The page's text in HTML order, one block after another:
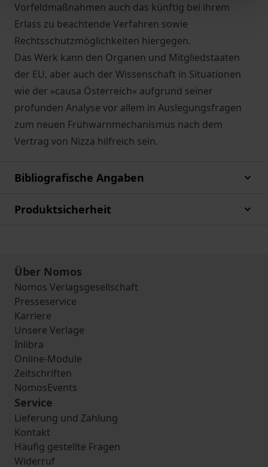
Vorfeldmaßnahmen auch das künftig bei ihrem
Erlass zu beachtende Verfahren sowie
Rechtsschutzmöglichkeiten hiergegen.
Das Werk kann den Organen und Mitgliedstaaten
der EU, aber auch der Wissenschaft in Situationen
wie der »causa Österreich« aufgrund seiner
profunden Analyse vor allem in Auslegungsfragen
zum neuen Frühwarnmechanismus nach dem
Vertrag von Nizza hilfreich sein.
Bibliografische Angaben
Produktsicherheit
Über Nomos
Nomos Verlagsgesellschaft
Presseservice
Karriere
Unsere Verlage
Inlibra
Online-Module
Zeitschriften
NomosEvents
Service
Lieferung und Zahlung
Kontakt
Häufig gestellte Fragen
Widerruf